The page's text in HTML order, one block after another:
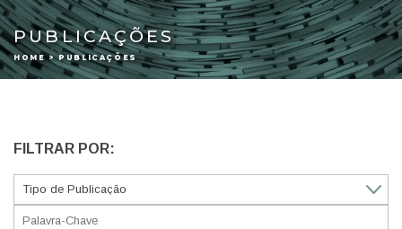
PUBLICAÇÕES
HOME > PUBLICAÇÕES
FILTRAR POR: